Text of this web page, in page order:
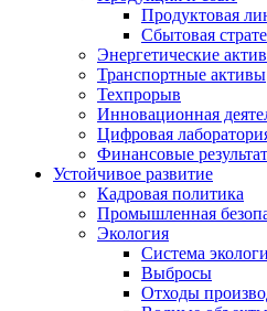
Продуктовая
Сбытовая
Энергетические
Транспортные активы
Техпрорыв
Инновационная
Цифровая
Финансовые
Устойчивое развитие
Кадровая политика
Промышленная
Экология
Система
Выбросы
Отходы